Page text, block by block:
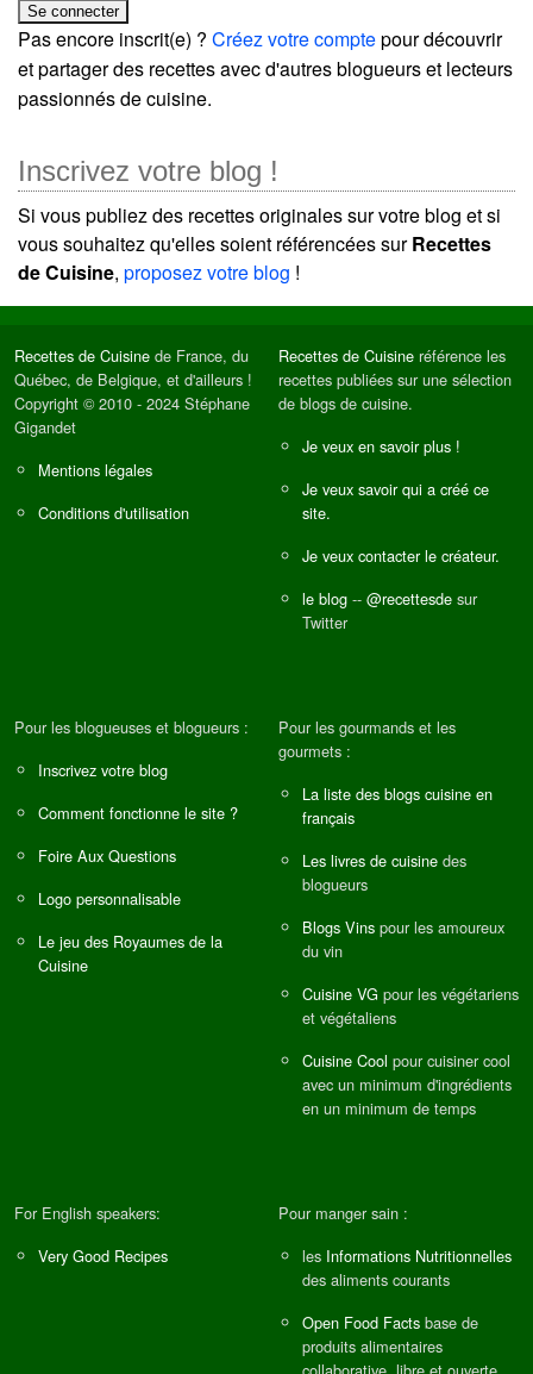
Pas encore inscrit(e) ? Créez votre comptepour découvrir
et partager des recettes avec d'autres blogueurs et lecteurs
passionnés de cuisine.
Inscrivez votre blog !
Si vous publiez des recettes originales sur votre blog et si
vous souhaitez qu'elles soient référencées surRecettes
de Cuisine, proposez votre blog !
Recettes de Cuisine de France, du
Québec, de Belgique, et d'ailleurs !
Copyright © 2010 - 2024 Stéphane
Gigandet
Mentions légales
Conditions d'utilisation
Recettes de Cuisine référence les
recettes publiées sur une sélection
de blogs de cuisine.
Je veux en savoir plus !
Je veux savoir qui a créé ce
site.
Je veux contacter le créateur.
le blog -- @recettesde sur
Twitter
Pour les blogueuses et blogueurs :
Inscrivez votre blog
Comment fonctionne le site ?
Foire Aux Questions
Logo personnalisable
Le jeu des Royaumes de la
Cuisine
Pour les gourmands et les
gourmets :
La liste des blogs cuisine en
français
Les livres de cuisine des
blogueurs
Blogs Vins pour les amoureux
du vin
Cuisine VG pour les végétariens
et végétaliens
Cuisine Cool pour cuisiner cool
avec un minimum d'ingrédients
en un minimum de temps
For English speakers:
Very Good Recipes
Pour manger sain :
les Informations Nutritionnelles
des aliments courants
Open Food Facts base de
produits alimentaires
collaborative, libre et ouverte